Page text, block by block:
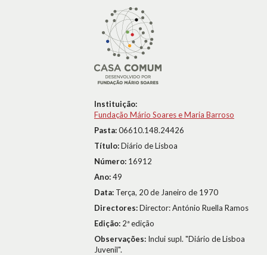
Instituição:
Fundação Mário Soares e Maria Barroso
Pasta:06610.148.24426
Título:Diário de Lisboa
Número: 16912
Ano:49
Data: Terça, 20 de Janeiro de 1970
Directores:Director: António Ruella Ramos
Edição: 2ª edição
Observações: Inclui supl. "Diário de Lisboa
Juvenil".